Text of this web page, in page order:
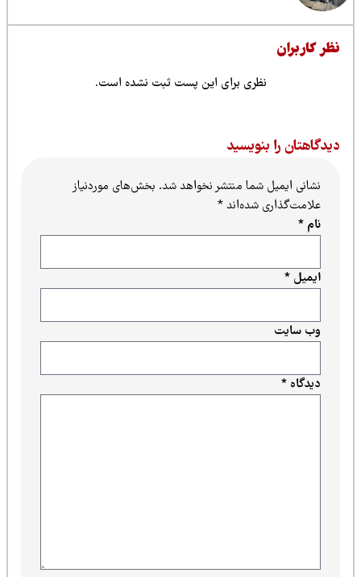
کاربران
نظری برای این پست ثبت نشده است.
را بنویسید
نشانی ایمیل شما منتشر نخواهد شد.بخش‌های موردنیاز
علامت‌گذاری شده‌اند*
دیدگاه*
ایمیل*
وب‌ سایت